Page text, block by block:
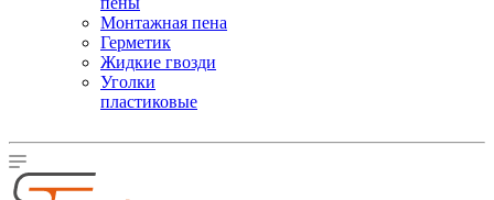
Монтажная пена
Герметик
Жидкие гвозди
Уголки
пластиковые